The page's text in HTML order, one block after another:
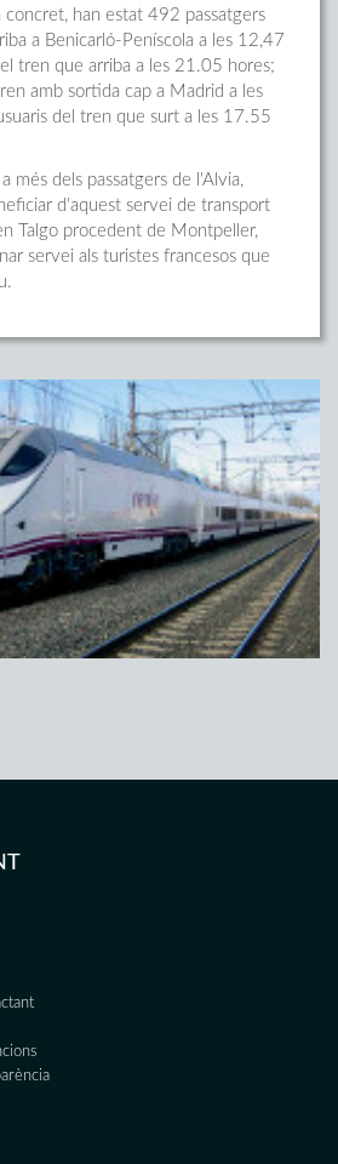
concret, han estat 492 passatgers
a Benicarló-Peníscola a les 12,47
tren que arriba a les 21.05 hores;
amb sortida cap a Madrid a les
del tren que surt a les 17.55
més dels passatgers de l'Alvia,
d'aquest servei de transport
Talgo procedent de Montpeller,
servei als turistes francesos que